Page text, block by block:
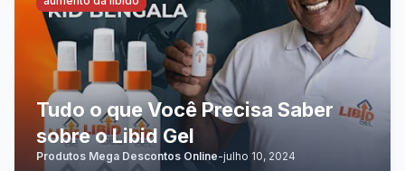
Tudo o que Você Precisa Saber
sobre o Libid Gel
Produtos Mega Descontos Online-julho 10, 2024